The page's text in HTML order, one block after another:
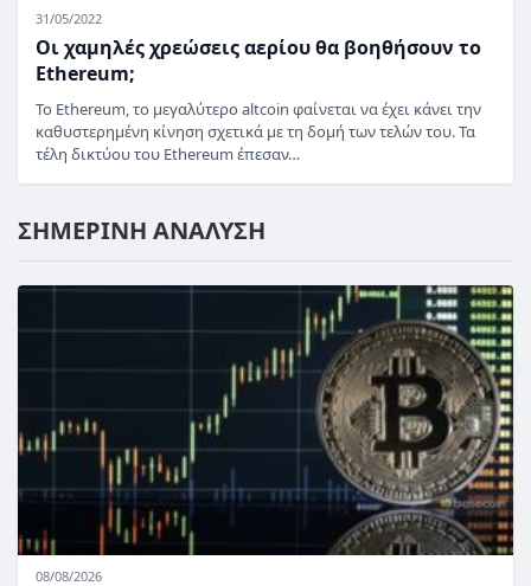
31/05/2022
Οι χαμηλές χρεώσεις αερίου θα βοηθήσουν το
Ethereum;
Το Ethereum, το μεγαλύτερο altcoin φαίνεται να έχει κάνει την
καθυστερημένη κίνηση σχετικά με τη δομή των τελών του. Τα
τέλη δικτύου του Ethereum έπεσαν…
ΣΗΜΕΡΙΝΗ ΑΝΑΛΥΣΗ
08/08/2026